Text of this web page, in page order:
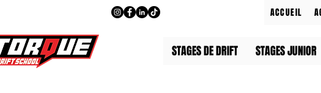
ACCUEIL
STAGES DE DRIFT STAGES JUNIOR